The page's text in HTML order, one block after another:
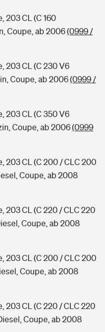
203 CL (C 160
Coupe, ab 2006(0999 /
203 CL (C 230 V6
Coupe, ab 2006(0999 /
203 CL (C 350 V6
Coupe, ab 2006(0999
203 CL (C 200 / CLC 200
Coupe, ab 2008
203 CL (C 220 / CLC 220
Coupe, ab 2008
203 CL (C 200 / CLC 200
Coupe, ab 2008
203 CL (C 220 / CLC 220
Coupe, ab 2008